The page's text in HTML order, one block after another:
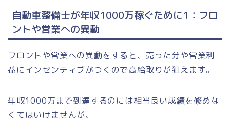
自動車整備士が年収1000万稼ぐために1：フロ
ントや営業への異動
フロントや営業への異動をすると、売った分や営業利
益にインセンティブがつくので高給取りが狙えます。
年収1000万まで到達するのには相当良い成績を修めな
くてはいけませんが、